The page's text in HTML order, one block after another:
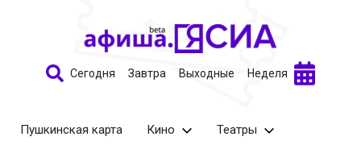
Сегодня Завтра Выходные Неделя
Пушкинская карта Кино
Театры